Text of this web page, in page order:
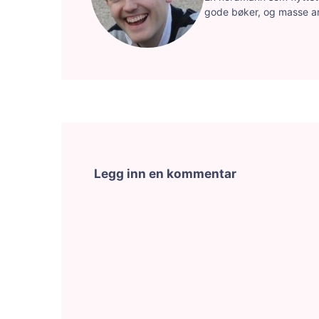
gode bøker, og masse
Legg inn en kommentar